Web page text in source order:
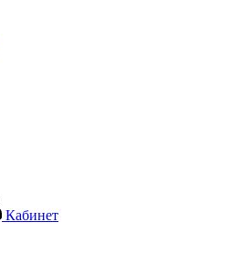
Кабинет